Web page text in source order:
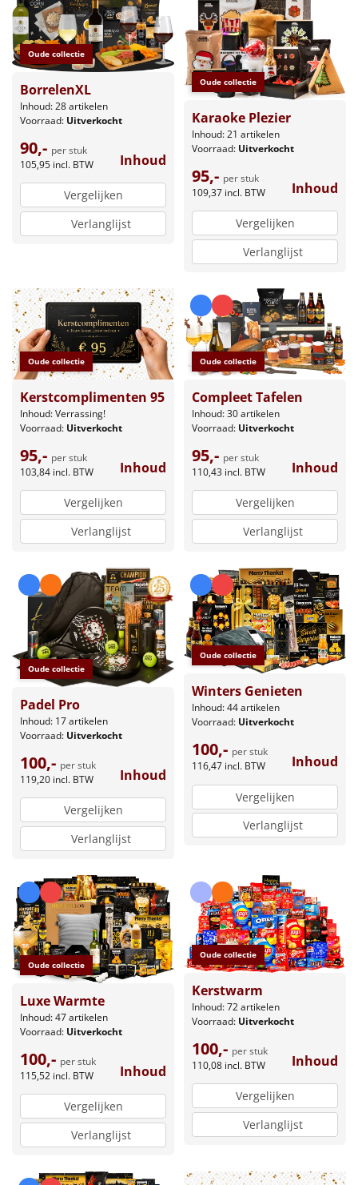
Alle overige
Oude collectie
BorrelenXL
Inhoud: 28 artikelen
Voorraad: Uitverkocht
90,- per stuk
105,95 incl. BTW Inhoud
Vergelijken
Verlanglijst
Oude collectie
Karaoke Plezier
Inhoud: 21 artikelen
Voorraad: Uitverkocht
95,- per stuk
109,37 incl. BTW Inhoud
Vergelijken
Verlanglijst
Oude collectie
Kerstcomplimenten 95
Inhoud: Verrassing!
Voorraad: Uitverkocht
95,- per stuk
103,84 incl. BTW Inhoud
Vergelijken
Verlanglijst
Oude collectie
Compleet Tafelen
Inhoud: 30 artikelen
Voorraad: Uitverkocht
95,- per stuk
110,43 incl. BTW Inhoud
Vergelijken
Verlanglijst
Oude collectie
Padel Pro
Inhoud: 17 artikelen
Voorraad: Uitverkocht
100,- per stuk
119,20 incl. BTW Inhoud
Vergelijken
Verlanglijst
Oude collectie
Winters Genieten
Inhoud: 44 artikelen
Voorraad: Uitverkocht
100,- per stuk
116,47 incl. BTW Inhoud
Vergelijken
Verlanglijst
Oude collectie
Luxe Warmte
Inhoud: 47 artikelen
Voorraad: Uitverkocht
100,- per stuk
115,52 incl. BTW Inhoud
Vergelijken
Verlanglijst
Oude collectie
Kerstwarm
Inhoud: 72 artikelen
Voorraad: Uitverkocht
100,- per stuk
110,08 incl. BTW Inhoud
Vergelijken
Verlanglijst